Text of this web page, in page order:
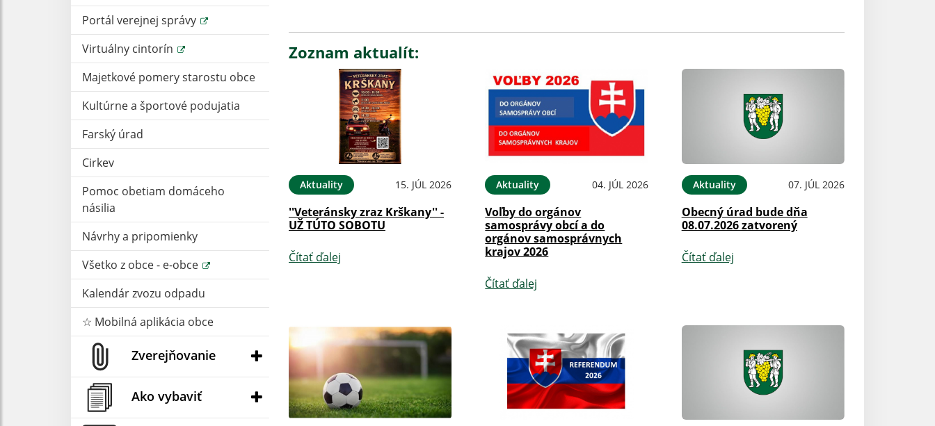
Portál verejnej správy
Virtuálny cintorín
Majetkové pomery starostu obce
Kultúrne a športové podujatia
Farský úrad
Cirkev
Pomoc obetiam domáceho
násilia
Návrhy a pripomienky
Všetko z obce - e-obce
Kalendár zvozu odpadu
☆ Mobilná aplikácia obce
Zverejňovanie
Ako vybaviť
Zoznam aktualít:
Aktuality 15. JÚL 2026
''Veteránsky zraz Krškany'' -
UŽ TÚTO SOBOTU
Čítať ďalej
Aktuality 04. JÚL 2026
Voľby do orgánov
samosprávy obcí a do
orgánov samosprávnych
krajov 2026
Čítať ďalej
Aktuality 07. JÚL 2026
Obecný úrad bude dňa
08.07.2026 zatvorený
Čítať ďalej